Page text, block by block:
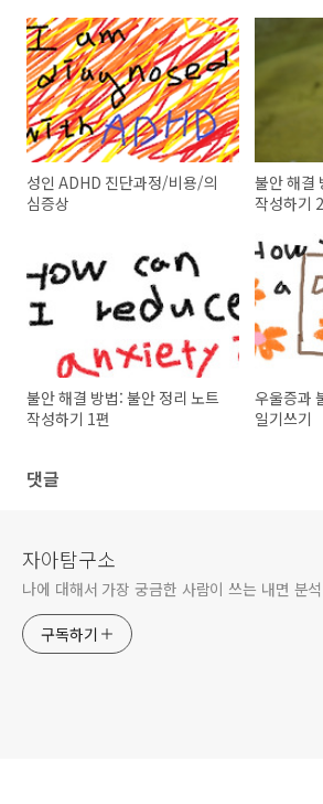
성인 ADHD 진단과정/비용/의
심증상
불안 해결
작성하기
불안 해결 방법: 불안 정리 노트
작성하기 1편
우울증과
일기쓰기
댓글
자아탐구소
나에 대해서 가장 궁금한 사람이 쓰는 내면 분
구독하기